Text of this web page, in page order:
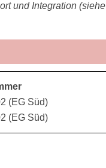
und Integration (siehe
(EG Süd)
(EG Süd)